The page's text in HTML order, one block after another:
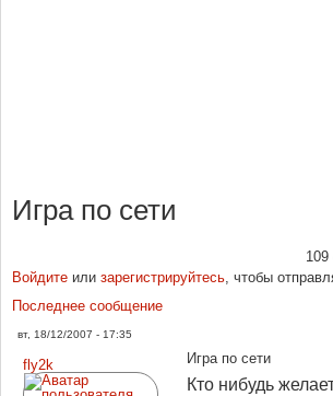
Игра по сети
Войдите или зарегистрируйтесь, чтобы
Последнее сообщение
вт, 18/12/2007 - 17:35
fly2k
Игра по сети
Кто нибудь